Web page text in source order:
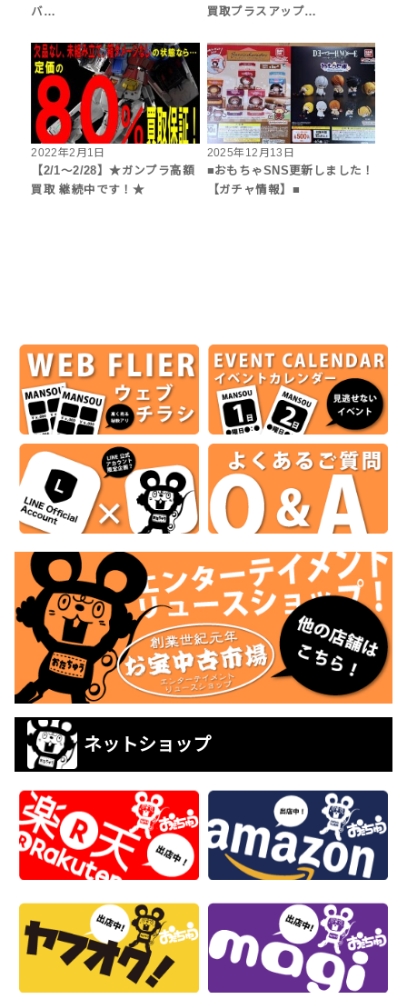
バ…
買取プラスアップ…
2022年2月1日
【2/1～2/28】★ガンプラ高額
買取 継続中です！★
2025年12月13日
■おもちゃSNS更新しました！
【ガチャ情報】■
ネットショップ